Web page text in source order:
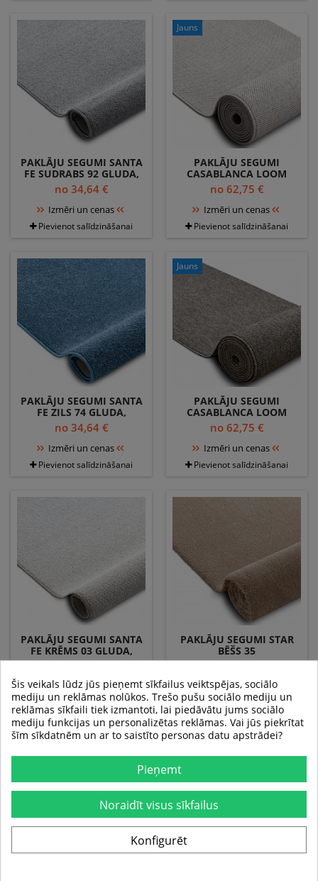
PAKLĀJU SEGUMI SANTA
FE SUDRABS 92 GLUDA,
VIENDABĪGA,
VIENKRĀSAINS
no 34,64 €
Izmēri un cenas
Pievienot salīdzināšanai
Jauns
PAKLĀJU SEGUMI
CASABLANCA LOOM
SUDRABS, CILPA, MĪKSTS
IEKŠTELPĀS UN ĀRĀ
no 62,75 €
Izmēri un cenas
Pievienot salīdzināšanai
PAKLĀJU SEGUMI SANTA
FE ZILS 74 GLUDA,
VIENDABĪGA,
VIENKRĀSAINS
no 34,64 €
Izmēri un cenas
Pievienot salīdzināšanai
Jauns
PAKLĀJU SEGUMI
CASABLANCA LOOM
BRŪNA, CILPA, MĪKSTS
IEKŠTELPĀS UN ĀRĀ
no 62,75 €
Izmēri un cenas
Pievienot salīdzināšanai
PAKLĀJU SEGUMI SANTA
FE KRĒMS 03 GLUDA,
VIENDABĪGA,
no 34,64 €
Izmēri un cenas
Pievienot salīdzināšanai
PAKLĀJU SEGUMI STAR
BĒŠS 35
no 89,86 €
Izmēri un cenas
Pievienot salīdzināšanai
Šis veikals lūdz jūs pieņemt sīkfailus veiktspējas, sociālo
mediju un reklāmas nolūkos. Trešo pušu sociālo mediju un
reklāmas sīkfaili tiek izmantoti, lai piedāvātu jums sociālo
mediju funkcijas un personalizētas reklāmas. Vai jūs piekrītat
šīm sīkdatnēm un ar to saistīto personas datu apstrādei?
Pieņemt
Noraidīt visus sīkfailus
Konfigurēt